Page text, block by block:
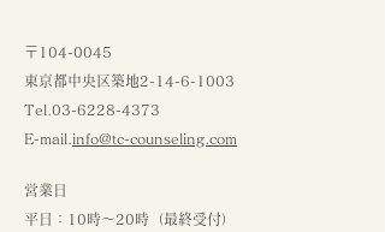
〒104-0045
東京都中央区築地2-14-6-1003
Tel.03-6228-4373
E-mail. info@tc-counseling.com
営業日
平日：10時〜20時（最終受付）